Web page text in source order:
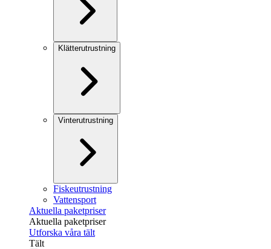
Klätterutrustning
Vinterutrustning
Fiskeutrustning
Vattensport
Aktuella paketpriser
Aktuella paketpriser
Utforska våra tält
Tält